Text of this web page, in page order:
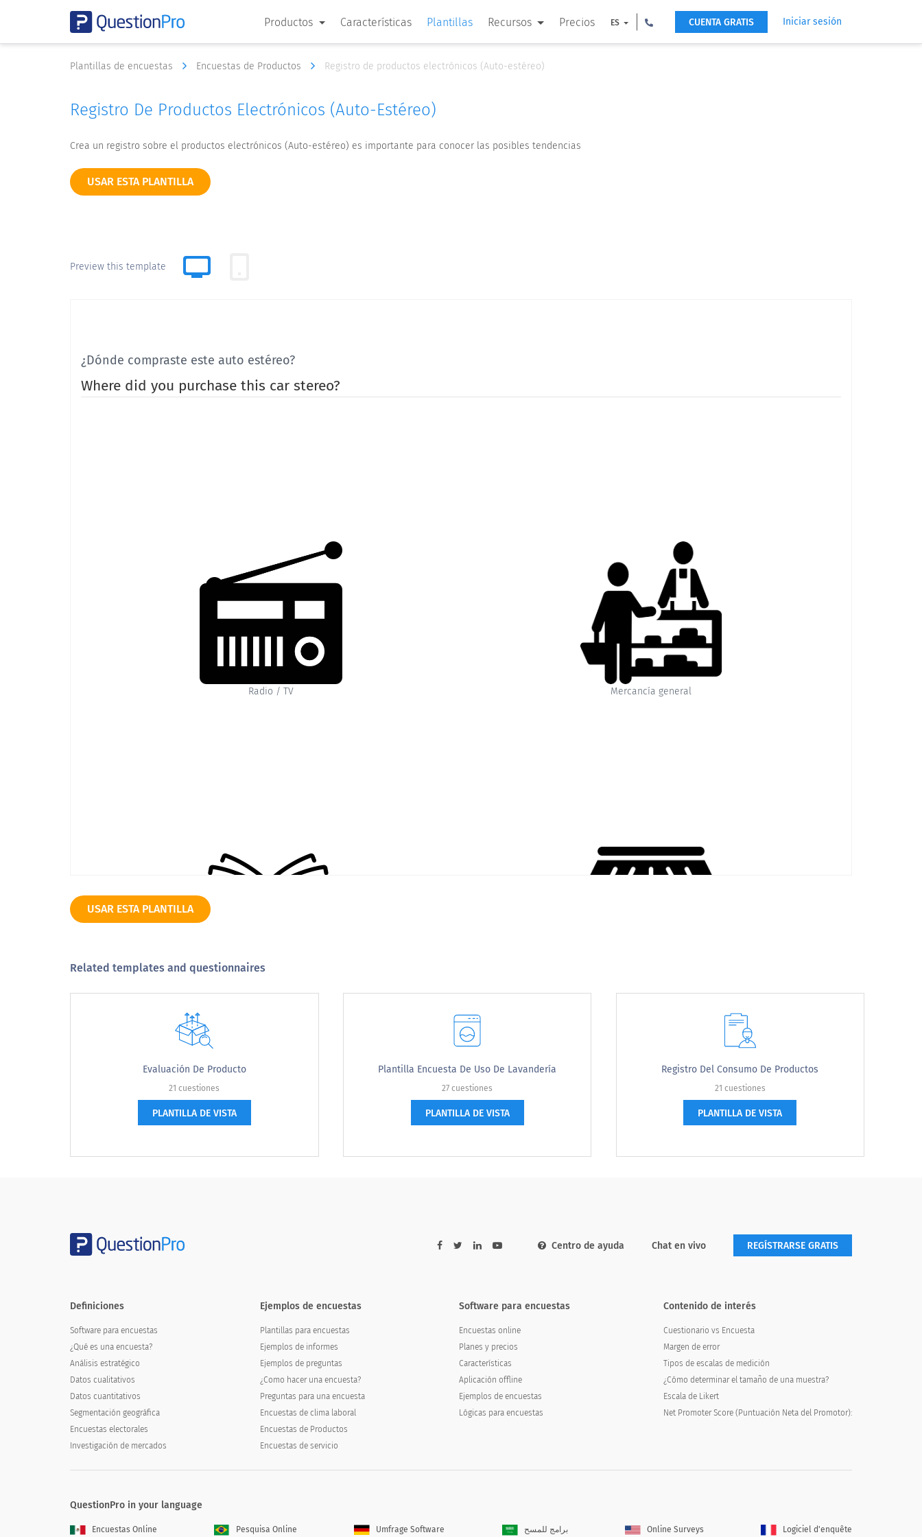
Productos Características Plantillas Recursos Precios ES CUENTA GRATIS Iniciar sesión
Plantillas de encuestas Encuestas de Productos Registro de productos electrónicos (Auto-estéreo)
Registro De Productos Electrónicos (Auto-Estéreo)
Crea un registro sobre el productos electrónicos (Auto-estéreo) es importante para conocer las posibles tendencias
USAR ESTA PLANTILLA
Preview this template
¿Dónde compraste este auto estéreo?
Where did you purchase this car stereo?
Radio / TV Mercancía general
Catálogo Tienda de electrodomésticos
Descuento
¿Cómo te enteraste de este modelo en particular?
How did you find out about this particular model?
Revistas
USAR ESTA PLANTILLA
Related templates and questionnaires
Evaluación De Producto
21 cuestiones
PLANTILLA DE VISTA
Plantilla Encuesta De Uso De Lavandería
27 cuestiones
PLANTILLA DE VISTA
Registro Del Consumo De Productos
21 cuestiones
PLANTILLA DE VISTA
Centro de ayuda Chat en vivo REGÍSTRARSE GRATIS
Definiciones
Software para encuestas
¿Qué es una encuesta?
Análisis estratégico
Datos cualitativos
Datos cuantitativos
Segmentación geográfica
Encuestas electorales
Investigación de mercados
Ejemplos de encuestas
Plantillas para encuestas
Ejemplos de informes
Ejemplos de preguntas
¿Como hacer una encuesta?
Preguntas para una encuesta
Encuestas de clima laboral
Encuestas de Productos
Encuestas de servicio
Software para encuestas
Encuestas online
Planes y precios
Características
Aplicación offline
Ejemplos de encuestas
Lógicas para encuestas
Contenido de interés
Cuestionario vs Encuesta
Margen de error
Tipos de escalas de medición
¿Cómo determinar el tamaño de una muestra?
Escala de Likert
Net Promoter Score (Puntuación Neta del Promotor):
QuestionPro in your language
Encuestas Online Pesquisa Online Umfrage Software برامج للمسح Online Surveys Logiciel d'enquête